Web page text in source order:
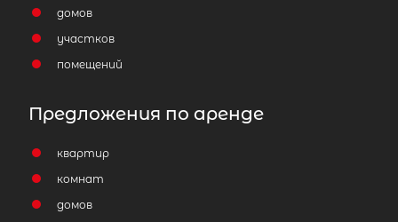
домов
участков
помещений
Предложения по аренде
квартир
комнат
домов